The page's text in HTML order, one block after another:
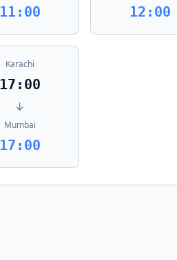
11:00 12:00
Karachi
17:00
↓
Mumbai
17:00